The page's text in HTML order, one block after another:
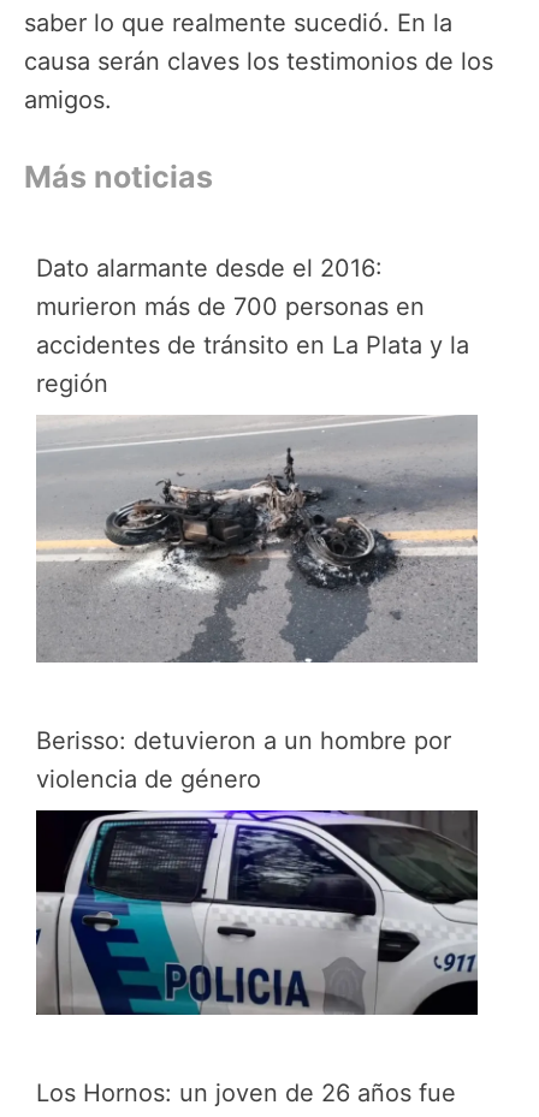
saber lo que realmente sucedió. En la
causa serán claves los testimonios de los
amigos.
Más noticias
Dato alarmante desde el 2016:
murieron más de 700 personas en
accidentes de tránsito en La Plata y la
región
Berisso: detuvieron a un hombre por
violencia de género
Los Hornos: un joven de 26 años fue